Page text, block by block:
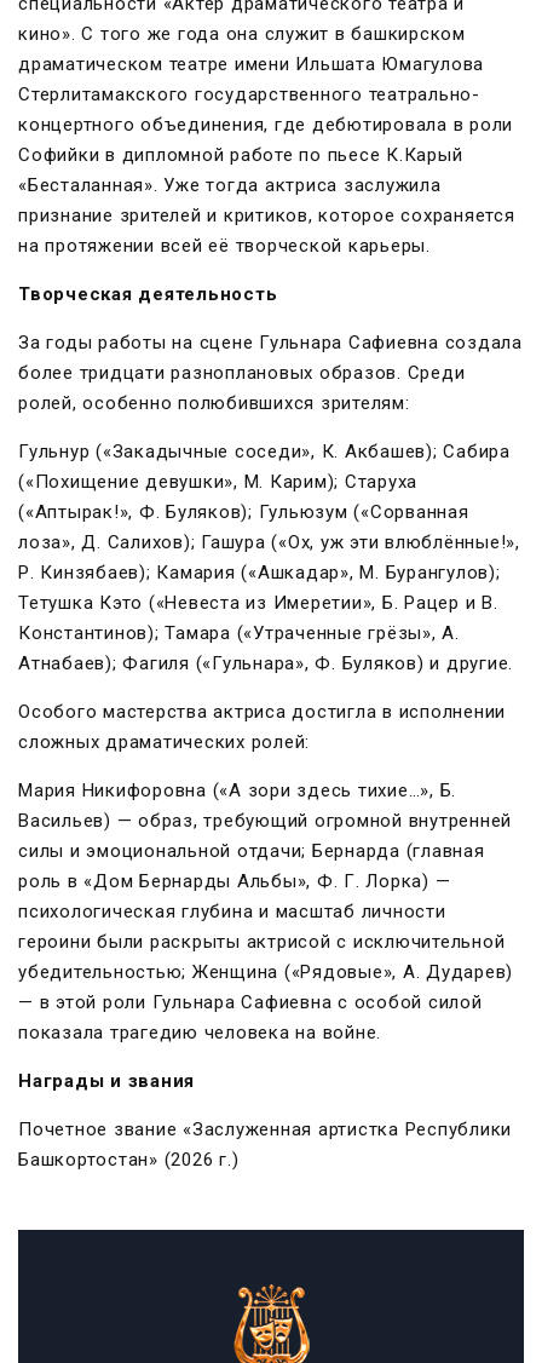
кино». С того же года она служит в башкирском
драматическом театре имени Ильшата Юмагулова
Стерлитамакского государственного театрально-
концертного объединения, где дебютировала в роли
Софийки в дипломной работе по пьесе К.Карый
«Бесталанная». Уже тогда актриса заслужила
признание зрителей и критиков, которое сохраняется
на протяжении всей её творческой карьеры.
Творческая деятельность
За годы работы на сцене Гульнара Сафиевна создала
более тридцати разноплановых образов. Среди
ролей, особенно полюбившихся зрителям:
Гульнур («Закадычные соседи», К. Акбашев); Сабира
(«Похищение девушки», М. Карим); Старуха
(«Аптырак!», Ф. Буляков); Гульюзум («Сорванная
лоза», Д. Салихов); Гашура («Ох, уж эти влюблённые!»,
Р. Кинзябаев); Камария («Ашкадар», М. Бурангулов);
Тетушка Кэто («Невеста из Имеретии», Б. Рацер и В.
Константинов); Тамара («Утраченные грёзы», А.
Атнабаев); Фагиля («Гульнара», Ф. Буляков) и другие.
Особого мастерства актриса достигла в исполнении
сложных драматических ролей:
Мария Никифоровна («А зори здесь тихие…», Б.
Васильев) — образ, требующий огромной внутренней
силы и эмоциональной отдачи; Бернарда (главная
роль в «Дом Бернарды Альбы», Ф. Г. Лорка) —
психологическая глубина и масштаб личности
героини были раскрыты актрисой с исключительной
убедительностью; Женщина («Рядовые», А. Дударев)
— в этой роли Гульнара Сафиевна с особой силой
показала трагедию человека на войне.
Награды и звания
Почетное звание «Заслуженная артистка Республики
Башкортостан» (2026 г.)